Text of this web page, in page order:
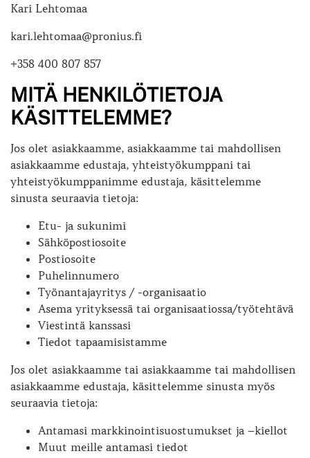
Kari Lehtomaa
kari.lehtomaa@pronius.fi
+358 400 807 857
MITÄ HENKILÖTIETOJA
KÄSITTELEMME?
Jos olet asiakkaamme, asiakkaamme tai mahdollisen
asiakkaamme edustaja, yhteistyökumppani tai
yhteistyökumppanimme edustaja, käsittelemme
sinusta seuraavia tietoja:
Etu- ja sukunimi
Sähköpostiosoite
Postiosoite
Puhelinnumero
Työnantajayritys / -organisaatio
Asema yrityksessä tai organisaatiossa/työtehtävä
Viestintä kanssasi
Tiedot tapaamisistamme
Jos olet asiakkaamme tai asiakkaamme tai mahdollisen
asiakkaamme edustaja, käsittelemme sinusta myös
seuraavia tietoja:
Antamasi markkinointisuostumukset ja –kiellot
Muut meille antamasi tiedot